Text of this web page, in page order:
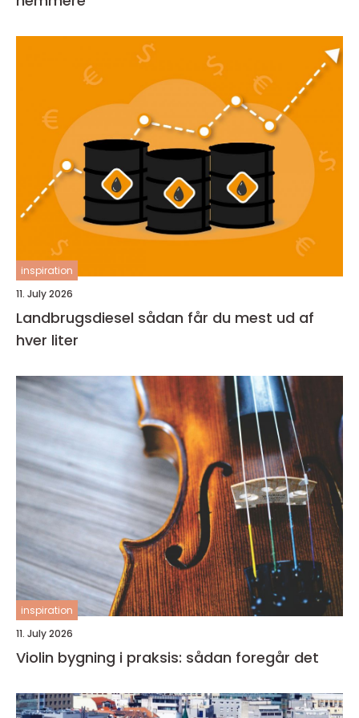
inspiration
11. July 2026
Landbrugsdiesel sådan får du mest ud af
hver liter
inspiration
11. July 2026
Violin bygning i praksis: sådan foregår det